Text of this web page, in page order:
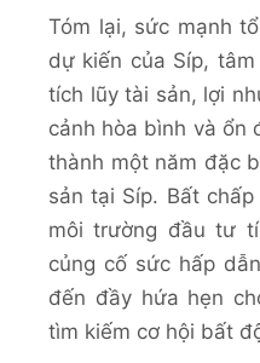
Tóm lại, sức mạnh
dự kiến ​​của Síp,
tích lũy tài sản, lợi
cảnh hòa bình và ổn
thành một năm đặc
sản tại Síp. Bất
môi trường đầu tư
củng cố sức hấp
đến đầy hứa hẹn
tìm kiếm cơ hội bất